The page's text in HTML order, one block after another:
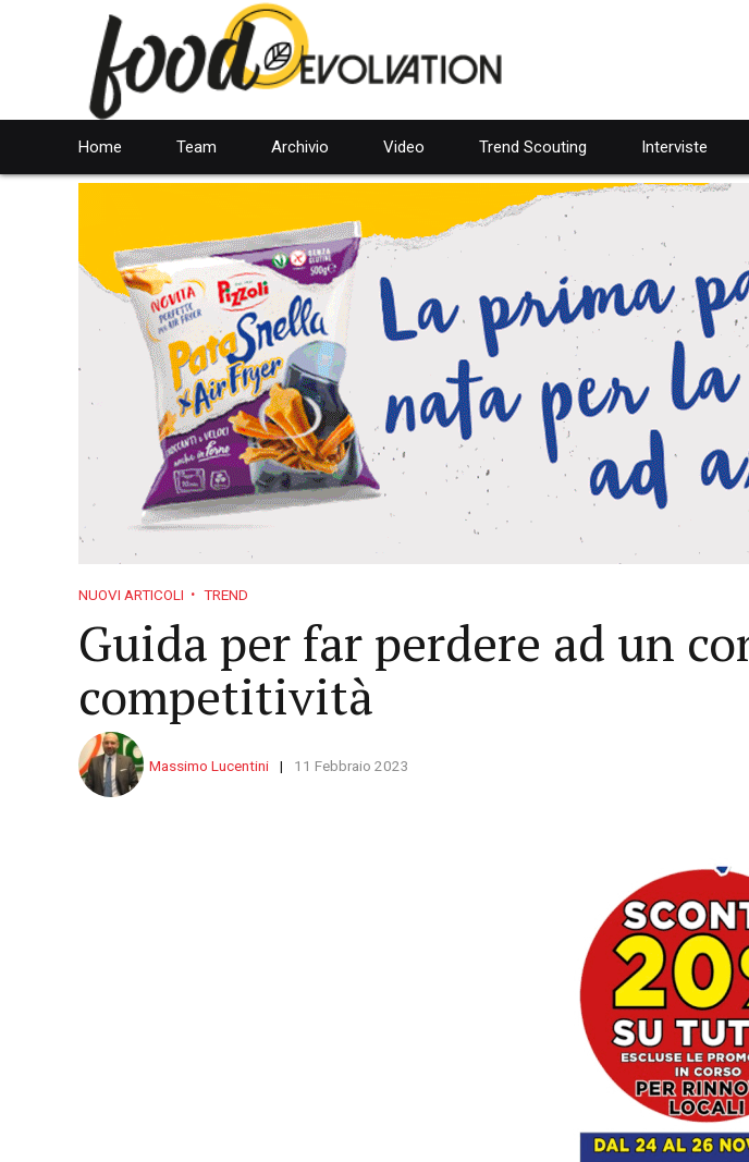
Home Team Archivio Video Trend Scouting Interviste
NUOVI ARTICOLI TREND
Guida per far perdere ad un
competitività
Massimo Lucentini 11 Febbraio 2023